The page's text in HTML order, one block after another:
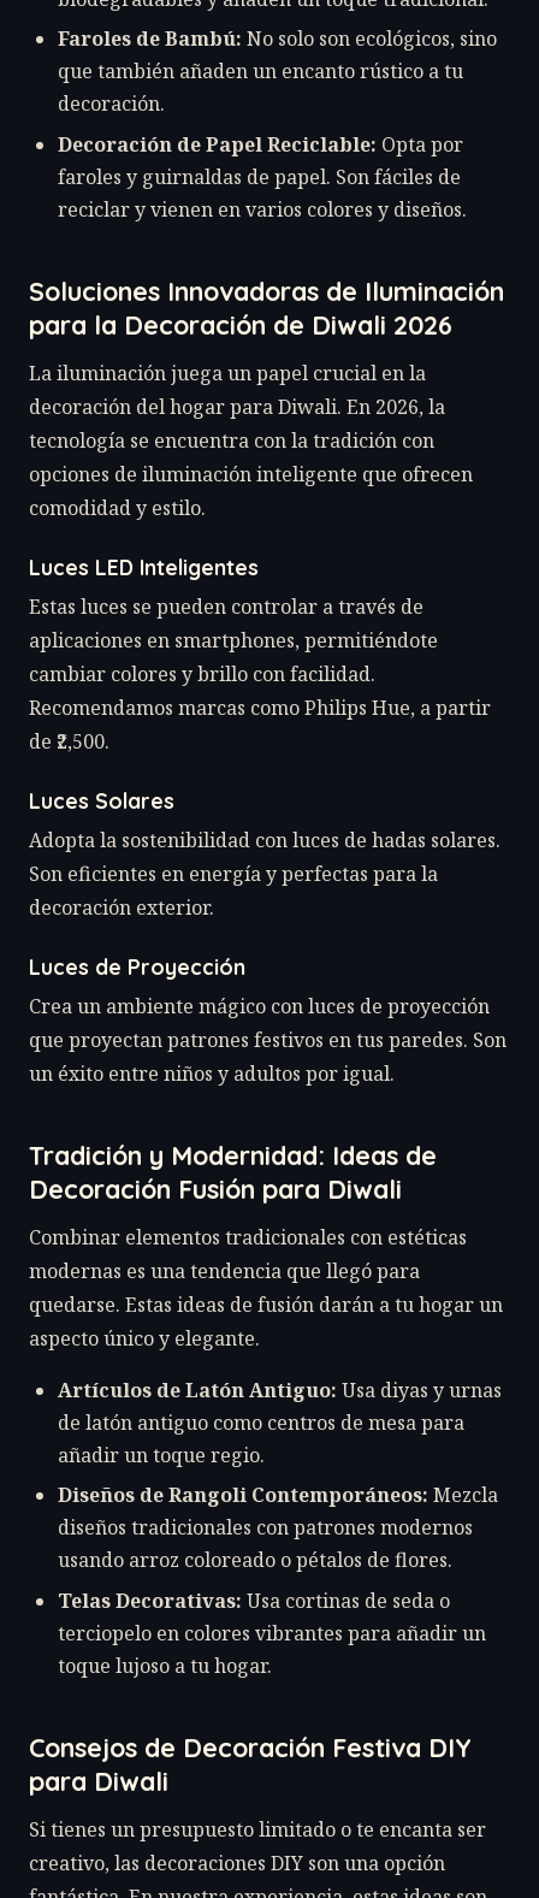
Faroles de Bambú: No solo son ecológicos, sino
que también añaden un encanto rústico a tu
decoración.
Decoración de Papel Reciclable: Opta por
faroles y guirnaldas de papel. Son fáciles de
reciclar y vienen en varios colores y diseños.
Soluciones Innovadoras de Iluminación
para la Decoración de Diwali 2026
La iluminación juega un papel crucial en la
decoración del hogar para Diwali. En 2026, la
tecnología se encuentra con la tradición con
opciones de iluminación inteligente que ofrecen
comodidad y estilo.
Luces LED Inteligentes
Estas luces se pueden controlar a través de
aplicaciones en smartphones, permitiéndote
cambiar colores y brillo con facilidad.
Recomendamos marcas como Philips Hue, a partir
de ₹2,500.
Luces Solares
Adopta la sostenibilidad con luces de hadas solares.
Son eficientes en energía y perfectas para la
decoración exterior.
Luces de Proyección
Crea un ambiente mágico con luces de proyección
que proyectan patrones festivos en tus paredes. Son
un éxito entre niños y adultos por igual.
Tradición y Modernidad: Ideas de
Decoración Fusión para Diwali
Combinar elementos tradicionales con estéticas
modernas es una tendencia que llegó para
quedarse. Estas ideas de fusión darán a tu hogar un
aspecto único y elegante.
Artículos de Latón Antiguo: Usa diyas y urnas
de latón antiguo como centros de mesa para
añadir un toque regio.
Diseños de Rangoli Contemporáneos: Mezcla
diseños tradicionales con patrones modernos
usando arroz coloreado o pétalos de flores.
Telas Decorativas: Usa cortinas de seda o
terciopelo en colores vibrantes para añadir un
toque lujoso a tu hogar.
Consejos de Decoración Festiva DIY
para Diwali
Si tienes un presupuesto limitado o te encanta ser
creativo, las decoraciones DIY son una opción